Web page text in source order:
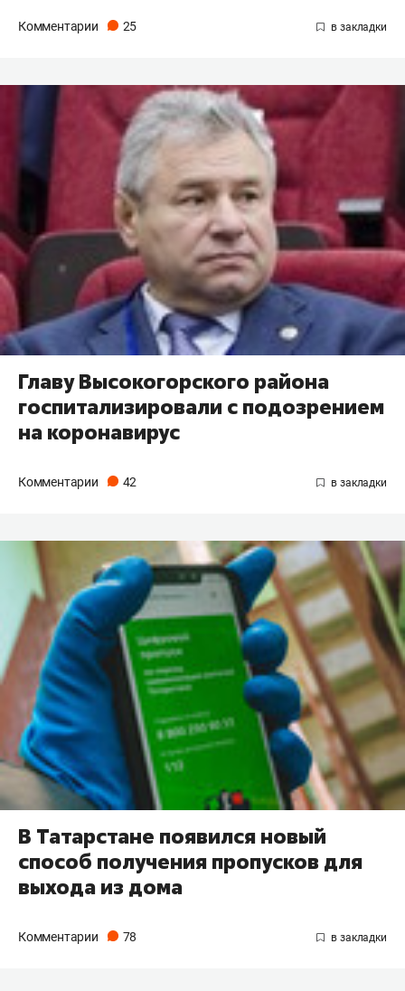
Комментарии 25
Главу Высокогорского района
госпитализировали с подозрением
на коронавирус
Комментарии 42
В Татарстане появился новый
способ получения пропусков для
выхода из дома
Комментарии 78